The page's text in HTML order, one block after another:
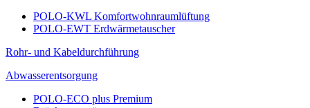
POLO-KWL Komfortwohnraumlüftung
POLO-EWT Erdwärmetauscher
Rohr- und Kabeldurchführung
Abwasserentsorgung
POLO-ECO plus Premium